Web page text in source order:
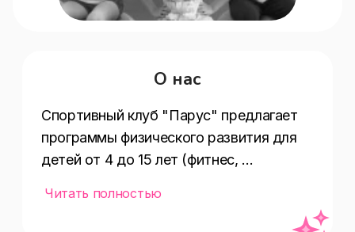
О нас
Спортивный клуб "Парус" предлагает
программы физического развития для
детей от 4 до 15 лет (фитнес,
районе. Группы:4 - 6 лет (40 минут);7 -
Читать полностью